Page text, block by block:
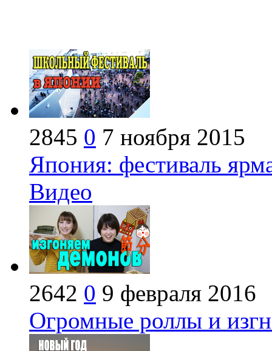
2845 0 7 ноября 2015
Япония: фестиваль
Видео
2642 0 9 февраля 2016
Огромные роллы и